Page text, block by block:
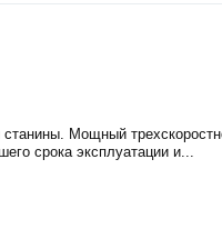
Мощный
срока эксплуатации и...